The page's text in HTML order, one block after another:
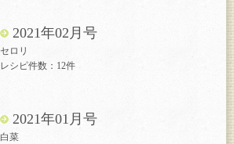
2021年02月号
セロリ
レシピ件数：12件
2021年01月号
白菜